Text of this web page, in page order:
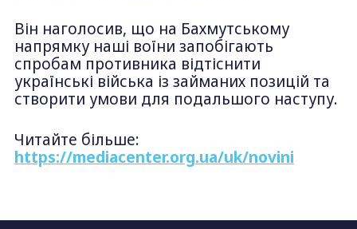
Він наголосив, що на Бахмутському
напрямку наші воїни запобігають
спробам противника відтіснити
українські війська із займаних позицій та
створити умови для подальшого наступу.
Читайте більше:
https://mediacenter.org.ua/uk/novini